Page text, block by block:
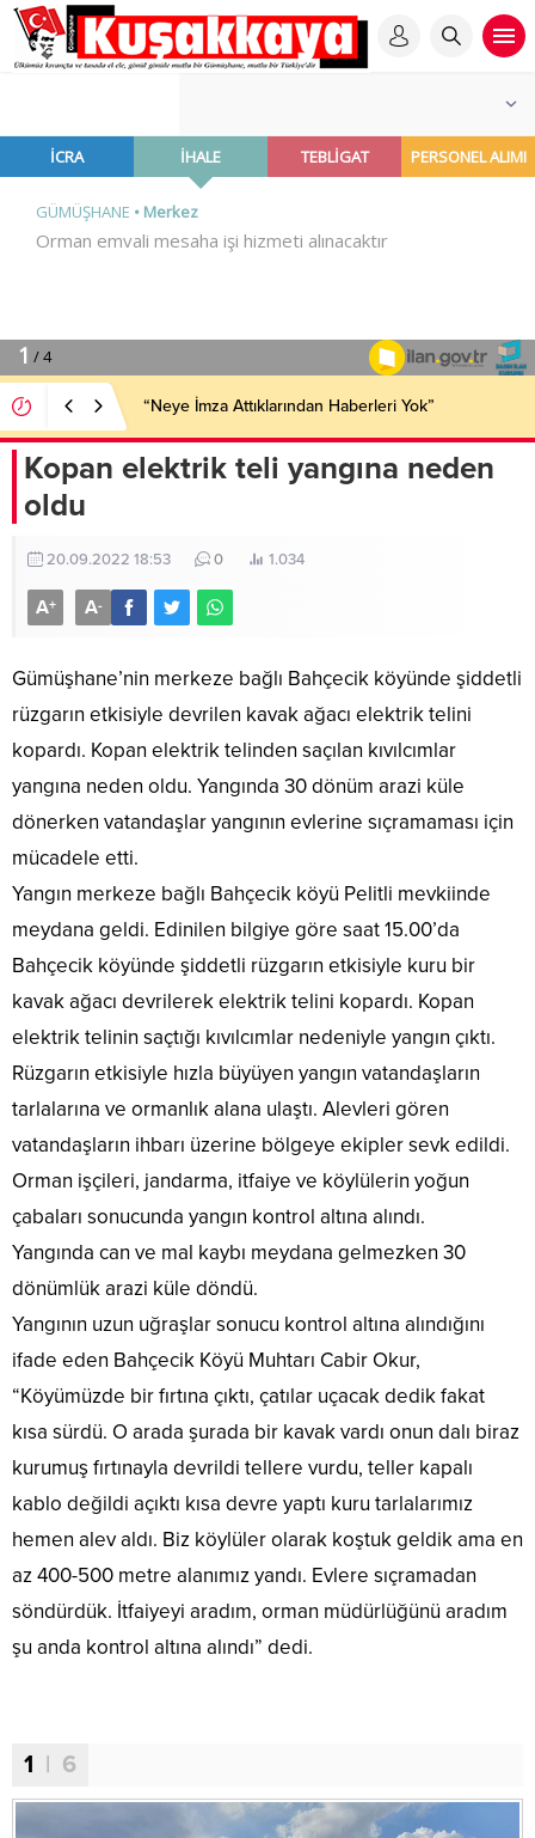
“Neye İmza Attıklarından Haberleri Yok”
Kopan elektrik teli yangına neden
oldu
20.09.2022 18:53 0 1.034
A+ A-
Gümüşhane’nin merkeze bağlı Bahçecik köyünde şiddetli
rüzgarın etkisiyle devrilen kavak ağacı elektrik telini
kopardı. Kopan elektrik telinden saçılan kıvılcımlar
yangına neden oldu. Yangında 30 dönüm arazi küle
dönerken vatandaşlar yangının evlerine sıçramaması için
mücadele etti.
Yangın merkeze bağlı Bahçecik köyü Pelitli mevkiinde
meydana geldi. Edinilen bilgiye göre saat 15.00’da
Bahçecik köyünde şiddetli rüzgarın etkisiyle kuru bir
kavak ağacı devrilerek elektrik telini kopardı. Kopan
elektrik telinin saçtığı kıvılcımlar nedeniyle yangın çıktı.
Rüzgarın etkisiyle hızla büyüyen yangın vatandaşların
tarlalarına ve ormanlık alana ulaştı. Alevleri gören
vatandaşların ihbarı üzerine bölgeye ekipler sevk edildi.
Orman işçileri, jandarma, itfaiye ve köylülerin yoğun
çabaları sonucunda yangın kontrol altına alındı.
Yangında can ve mal kaybı meydana gelmezken 30
dönümlük arazi küle döndü.
Yangının uzun uğraşlar sonucu kontrol altına alındığını
ifade eden Bahçecik Köyü Muhtarı Cabir Okur,
“Köyümüzde bir fırtına çıktı, çatılar uçacak dedik fakat
kısa sürdü. O arada şurada bir kavak vardı onun dalı biraz
kurumuş fırtınayla devrildi tellere vurdu, teller kapalı
kablo değildi açıktı kısa devre yaptı kuru tarlalarımız
hemen alev aldı. Biz köylüler olarak koştuk geldik ama en
az 400-500 metre alanımız yandı. Evlere sıçramadan
söndürdük. İtfaiyeyi aradım, orman müdürlüğünü aradım
şu anda kontrol altına alındı” dedi.
1 | 6